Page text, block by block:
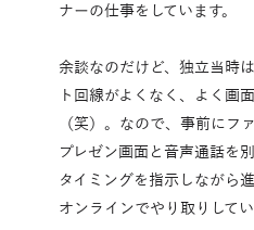
ナーの仕事をしています。
余談なのだけど、独立当時
ト回線がよくなく、よく画
（笑）。なので、事前にフ
プレゼン画面と音声通話を
タイミングを指示しながら
オンラインでやり取りしてい